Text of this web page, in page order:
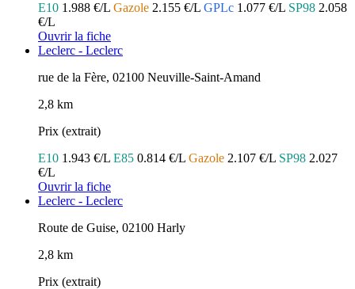
E10 1.988 €/L Gazole 2.155 €/L GPLc 1.077 €/L SP98 2.058
€/L
Ouvrir la fiche
Leclerc - Leclerc
rue de la Fère, 02100 Neuville-Saint-Amand
2,8 km
Prix (extrait)
E10 1.943 €/L E85 0.814 €/L Gazole 2.107 €/L SP98 2.027
€/L
Ouvrir la fiche
Leclerc - Leclerc
Route de Guise, 02100 Harly
2,8 km
Prix (extrait)